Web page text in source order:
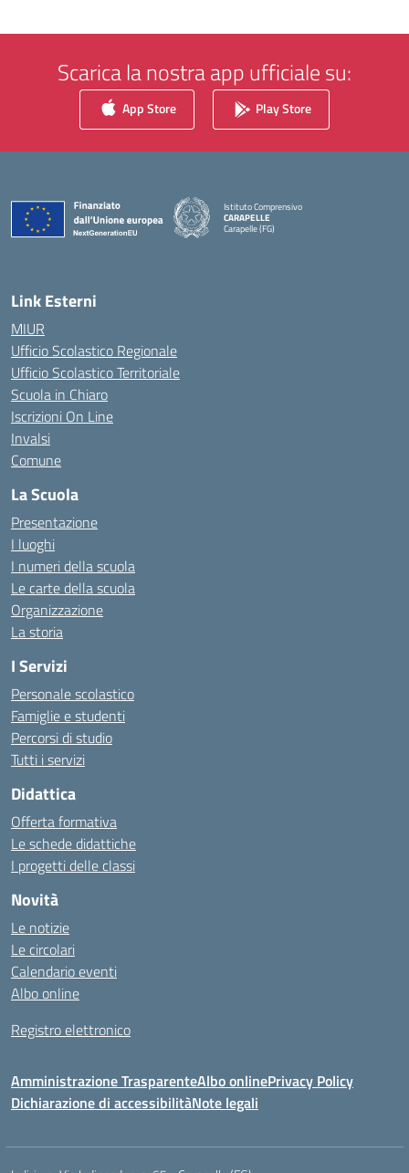
Scarica la nostra app ufficiale su:
App Store Play Store
Istituto Comprensivo
CARAPELLE
Carapelle (FG)
— Visita la pagina iniziale della scuola
Link Esterni
MIUR
Ufficio Scolastico Regionale
Ufficio Scolastico Territoriale
Scuola in Chiaro
Iscrizioni On Line
Invalsi
Comune
La Scuola
Presentazione
I luoghi
I numeri della scuola
Le carte della scuola
Organizzazione
La storia
I Servizi
Personale scolastico
Famiglie e studenti
Percorsi di studio
Tutti i servizi
Didattica
Offerta formativa
Le schede didattiche
I progetti delle classi
Novità
Le notizie
Le circolari
Calendario eventi
Albo online
Registro elettronico
Amministrazione TrasparenteAlbo onlinePrivacy Policy
Dichiarazione di accessibilitàNote legali